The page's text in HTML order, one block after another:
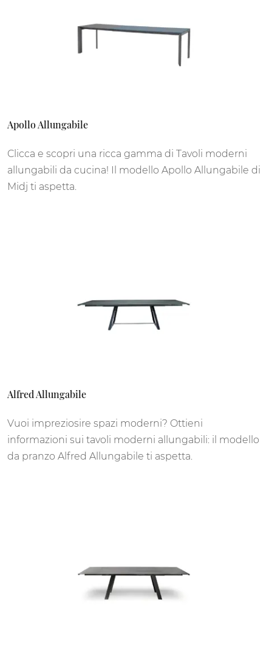
Apollo Allungabile
Clicca e scopri una ricca gamma di Tavoli moderni
allungabili da cucina! Il modello Apollo Allungabile di
Midj ti aspetta.
Alfred Allungabile
Vuoi impreziosire spazi moderni? Ottieni
informazioni sui tavoli moderni allungabili: il modello
da pranzo Alfred Allungabile ti aspetta.